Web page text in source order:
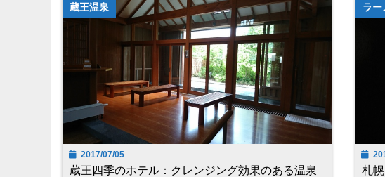
蔵王温泉
2017/07/05
蔵王四季のホテル：クレンジング効果のある温泉
ラー
札